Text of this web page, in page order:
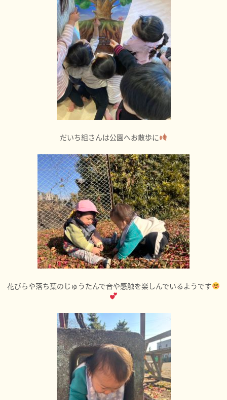
だいち組さんは公園へお散歩に
花びらや落ち葉のじゅうたんで音や感触を楽しんでいるようです